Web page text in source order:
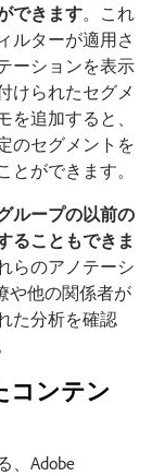
できます。これ
ルターが適用さ
ーションを表示
けられたセグメ
追加すると、
のセグメントを
ができます。
ループの以前の
ることもできま
らのアノテーシ
や他の関係者が
た分析を確認
コンテン
、Adobe